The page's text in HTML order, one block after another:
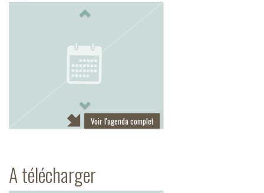
Voir l'agenda complet
A télécharger